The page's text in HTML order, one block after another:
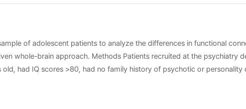
connectivity and brain network parameters between suicidal and non-suicidal
Guro Hospital from November 2014 to
history, and were drug-